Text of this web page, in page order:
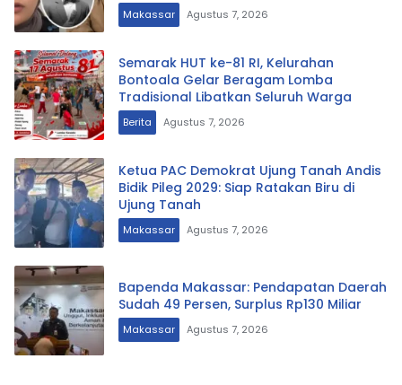
Makassar Agustus 7, 2026
Semarak HUT ke-81 RI, Kelurahan
Bontoala Gelar Beragam Lomba
Tradisional Libatkan Seluruh Warga
Berita Agustus 7, 2026
Ketua PAC Demokrat Ujung Tanah Andis
Bidik Pileg 2029: Siap Ratakan Biru di
Ujung Tanah
Makassar Agustus 7, 2026
Bapenda Makassar: Pendapatan Daerah
Sudah 49 Persen, Surplus Rp130 Miliar
Makassar Agustus 7, 2026